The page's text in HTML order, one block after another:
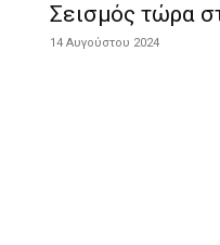
Σεισμός τώρα
14 Αυγούστου 2024